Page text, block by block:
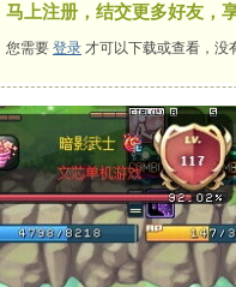
马上注册，结交更多好友，
您需要 登录 才可以下载或查看，没